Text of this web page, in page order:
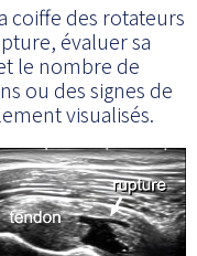
coiffe des rotateurs
évaluer sa
le nombre de
ou des signes de
visualisés.